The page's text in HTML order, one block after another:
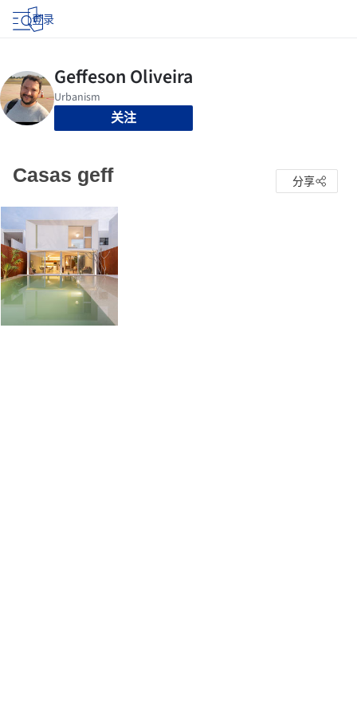
登录
关注
Casas geff 分享